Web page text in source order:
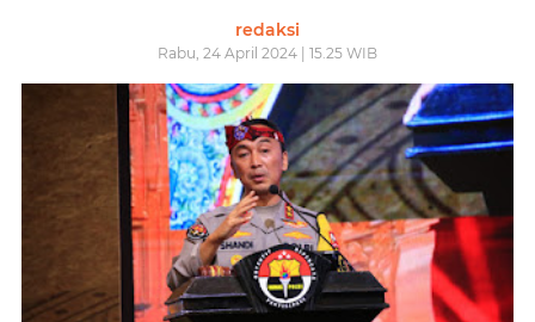
redaksi
Rabu, 24 April 2024 | 15.25 WIB